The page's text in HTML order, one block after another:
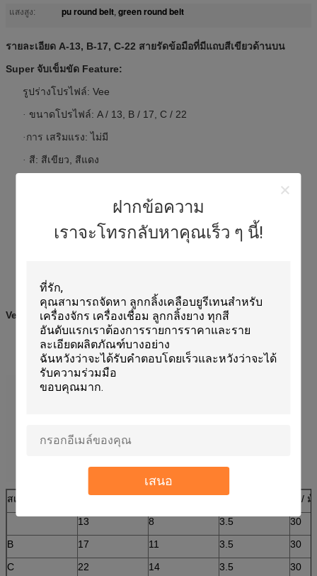
ฝากข้อความ
เราจะโทรกลับหาคุณเร็ว ๆ นี้!
เสนอ
แสงสูง: pu round belt, green round belt
รายละเอียด A-13, B-17, C-22 สายรัดข้อมือที่มีแถบสีเขียวด้านบน
Super จับเข็มขัด Feature:
รูปร่างโปรไฟล์: Vee
· ขนาดโปรไฟล์: A / 13, B / 17, C / 22
·การ เสริมแรง: ไม่มี
· สี: สีเขียว, สีแดง
Durometer: 80A, 90A
วัสดุ: ยูรีเทน PVC พื้นผิวด้านบน
คุณสมบัติพิเศษ: PVC Grip Top Surface
เชื่อมต่อสายพานลำเลียงที่ไม่มีที่สิ้นสุดได้อย่างง่ายดาย
Vee-Belt แอพพลิเคชั่น:
ใช้กันอย่างแพร่หลายในการลำเลียงสภาพแวดล้อมลื่น,
ขึ้นชันเอียงขนส่งอุตสาหกรรม
สเปค X (mm) H (mm) Z (mm)
M /
13
8 3.5
30
B
17 11 3.5
30
C
22 14 3.5
30